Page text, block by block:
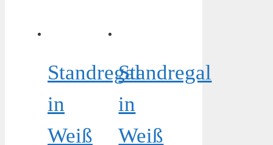
Standregal
in
Weiß
Standregal
in
Weiß